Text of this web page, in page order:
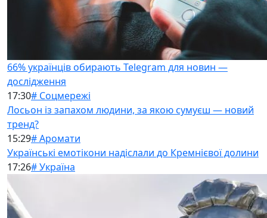
66% українців обирають Telegram для новин —
дослідження
17:30# Соцмережі
Лосьон із запахом людини, за якою сумуєш — новий
тренд?
15:29# Аромати
Українські емотікони надіслали до Кремнієвої долини
17:26# Україна